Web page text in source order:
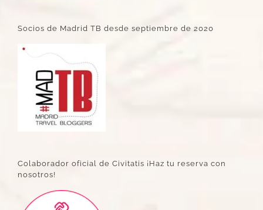
Socios de Madrid TB desde septiembre de 2020
Colaborador oficial de Civitatis ¡Haz tu reserva con
nosotros!